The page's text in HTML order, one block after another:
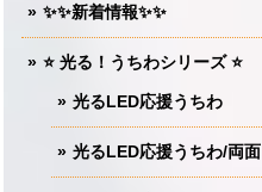
✨✨新着情報✨✨
⭐️ 光る！うちわシリーズ ⭐️
光るLED応援うちわ
光るLED応援うちわ/両面